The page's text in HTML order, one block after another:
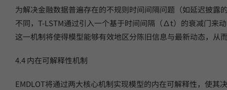
为解决金融数据普遍存在的不规则时间间隔问题（如延迟披露
不同，T-LSTM通过引入一个基于时间间隔（∆t）的衰减门来
这一机制将使得模型能够有效地区分陈旧信息与最新动态，
4.4 内在可解释性机制
EMDLOT将通过两大核心机制实现模型的内在可解释性，使其